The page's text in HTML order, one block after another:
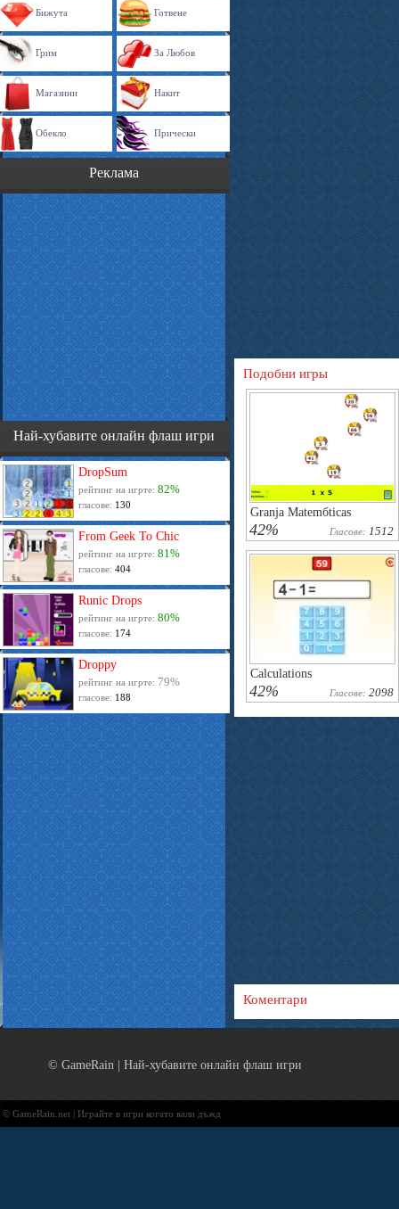
Бижута Готвене
Грим За Любов
Магазини Накит
Обекло Прически
Реклама
Най-хубавите онлайн флаш игри
DropSum
рейтинг на игрте: 82%
гласове: 130
From Geek To Chic
рейтинг на игрте: 81%
гласове: 404
Runic Drops
рейтинг на игрте: 80%
гласове: 174
Droppy
рейтинг на игрте: 79%
гласове: 188
Подобни игры
Granja Matemбticas
42% Гласове: 1512
Calculations
42% Гласове: 2098
Коментари
© GameRain | Най-хубавите онлайн флаш игри
© GameRain.net | Играйте в игри когато вали дъжд